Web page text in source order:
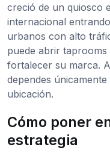
creció de un quiosco
internacional
urbanos con alto
puede abrir
fortalecer su marca.
dependes
ubicación.
Cómo poner
estrategia